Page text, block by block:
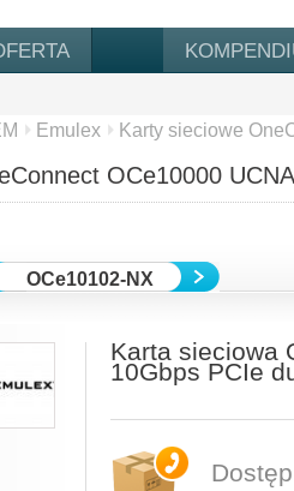
Emulex Karty sieciowe
OCe10000
OCe10102-NX
Karta sieciowa
10Gbps PCIe